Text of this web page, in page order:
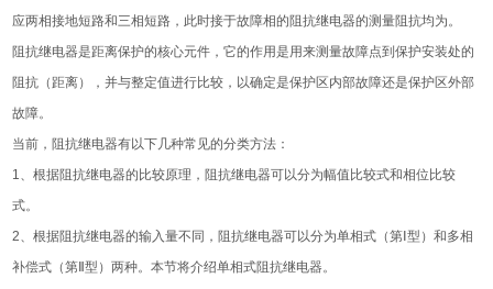
应两相接地短路和三相短路，此时接于故障相的阻抗继电器的测量阻抗均为。
阻抗继电器是距离保护的核心元件，它的作用是用来测量故障点到保护安装处的
阻抗（距离），并与整定值进行比较，以确定是保护区内部故障还是保护区外部
故障。
当前，阻抗继电器有以下几种常见的分类方法：
1、根据阻抗继电器的比较原理，阻抗继电器可以分为幅值比较式和相位比较
式。
2、根据阻抗继电器的输入量不同，阻抗继电器可以分为单相式（第Ⅰ型）和多相
补偿式（第Ⅱ型）两种。本节将介绍单相式阻抗继电器。